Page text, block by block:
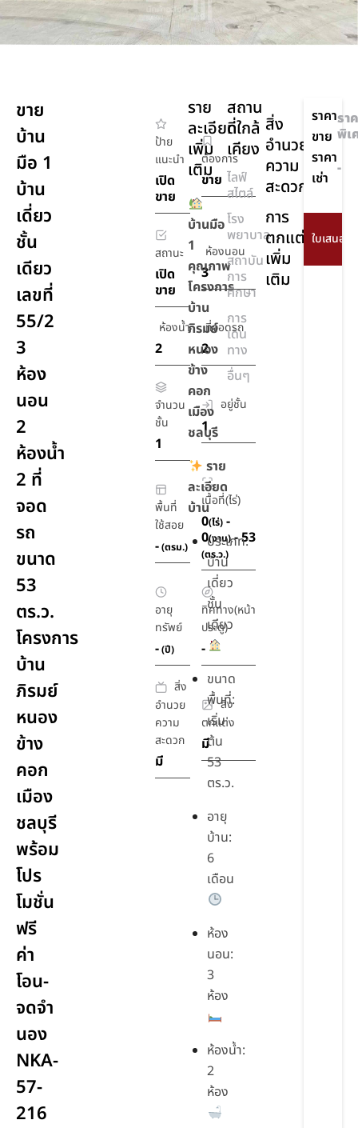
ขาย
บ้าน
มือ 1
บ้าน
เดี่ยว
ชั้น
เดียว
เลขที่
55/2
3
ห้อง
นอน
2
ห้องน้ำ
2 ที่
จอด
รถ
ขนาด
53
ตร.ว.
โครงการ
บ้าน
ภิรมย์
หนอง
ข้าง
คอก
เมือง
ชลบุรี
พร้อม
โปร
โมชั่น
ฟรี
ค่า
โอน-
จดจำ
นอง
NKA-
57-
216
ป้าย
แนะนำ
เปิด
ขาย
ต้องการ
ขาย
สถานะ
เปิด
ขาย
ห้องนอน
3
ห้องน้ำ
2
ที่จอดรถ
2
จำนวน
ชั้น
1
อยู่ชั้น
1
พื้นที่
ใช้สอย
-(ตรม.)
เนื้อที่(ไร่)
0(ไร่) -
0(งาน)- 53
(ตร.ว.)
อายุ
ทรัพย์
-(ปี)
ทิศทาง(หน้า
ประตู)
-
สิ่ง
อำนวย
ความ
สะดวก
มี
สิ่ง
ตกแต่ง
มี
ราย
ละเอียด
เพิ่ม
เติม
บ้านมือ
1
คุณภาพ
โครงการ
บ้าน
ภิรมย์
หนอง
ข้าง
คอก
เมือง
ชลบุรี
ราย
ละเอียด
บ้าน
ประเภท:
บ้าน
เดี่ยว
ชั้น
เดียว
ขนาด
พื้นที่:
เริ่ม
ต้น
53
ตร.ว.
อายุ
บ้าน:
6
เดือน
ห้อง
นอน:
3
ห้อง
ห้องน้ำ:
2
ห้อง
สถาน
ที่ใกล้
เคียง
ไลฟ์
สไตล์
โรง
พยาบาล
สถาบัน
การ
ศึกษา
การ
เดิน
ทาง
อื่นๆ
สิ่ง
อำนวย
ความ
สะดวก
การ
ตกแต่ง
เพิ่ม
เติม
ราคา
ขาย
รา
พิเ
ราคา
เช่า
-